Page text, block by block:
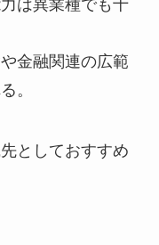
は異業種でも十
金融関連の広範
。
としておすすめ